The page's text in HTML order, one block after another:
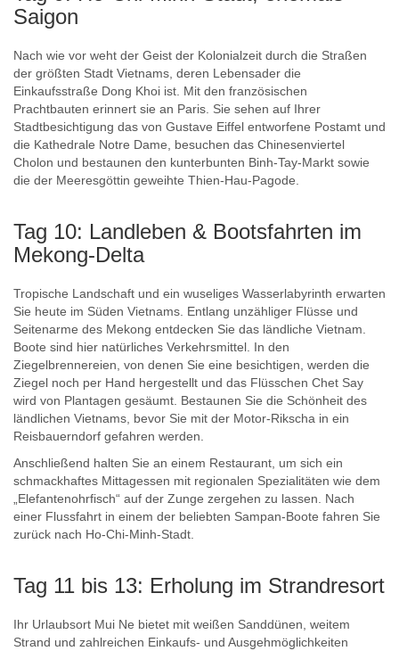
Saigon
Nach wie vor weht der Geist der Kolonialzeit durch die Straßen
der größten Stadt Vietnams, deren Lebensader die
Einkaufsstraße Dong Khoi ist. Mit den französischen
Prachtbauten erinnert sie an Paris. Sie sehen auf Ihrer
Stadtbesichtigung das von Gustave Eiffel entworfene Postamt und
die Kathedrale Notre Dame, besuchen das Chinesenviertel
Cholon und bestaunen den kunterbunten Binh-Tay-Markt sowie
die der Meeresgöttin geweihte Thien-Hau-Pagode.
Tag 10: Landleben & Bootsfahrten im
Mekong-Delta
Tropische Landschaft und ein wuseliges Wasserlabyrinth erwarten
Sie heute im Süden Vietnams. Entlang unzähliger Flüsse und
Seitenarme des Mekong entdecken Sie das ländliche Vietnam.
Boote sind hier natürliches Verkehrsmittel. In den
Ziegelbrennereien, von denen Sie eine besichtigen, werden die
Ziegel noch per Hand hergestellt und das Flüsschen Chet Say
wird von Plantagen gesäumt. Bestaunen Sie die Schönheit des
ländlichen Vietnams, bevor Sie mit der Motor-Rikscha in ein
Reisbauerndorf gefahren werden.
Anschließend halten Sie an einem Restaurant, um sich ein
schmackhaftes Mittagessen mit regionalen Spezialitäten wie dem
„Elefantenohrfisch“ auf der Zunge zergehen zu lassen. Nach
einer Flussfahrt in einem der beliebten Sampan-Boote fahren Sie
zurück nach Ho-Chi-Minh-Stadt.
Tag 11 bis 13: Erholung im Strandresort
Ihr Urlaubsort Mui Ne bietet mit weißen Sanddünen, weitem
Strand und zahlreichen Einkaufs- und Ausgehmöglichkeiten